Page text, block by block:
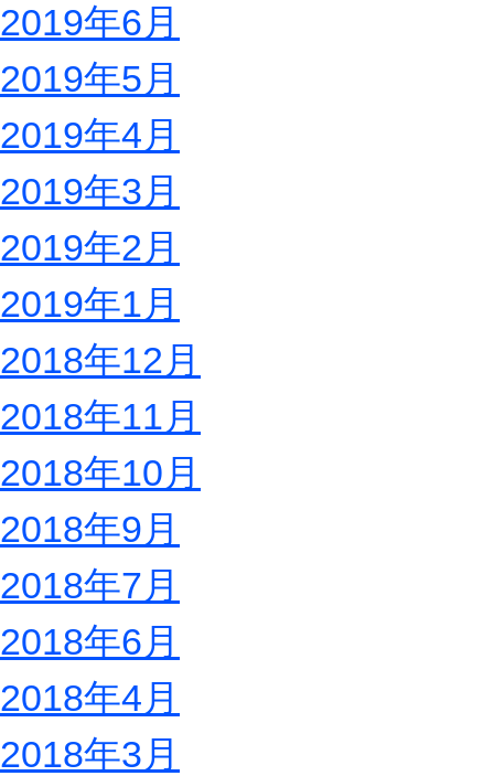
2019年6月
2019年5月
2019年4月
2019年3月
2019年2月
2019年1月
2018年12月
2018年11月
2018年10月
2018年9月
2018年7月
2018年6月
2018年4月
2018年3月